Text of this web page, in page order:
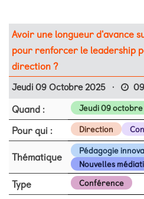
Avoir une longueur d'avance
pour renforcer le leadership
direction ?
Jeudi 09 Octobre 2025 ·
Quand : Jeudi 09 octobre
Pour qui : Direction
Thématique
Pédagogie
Nouvelles
Type Conférence